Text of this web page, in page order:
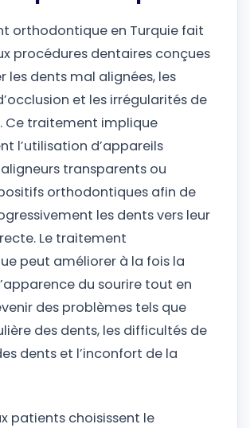
orthodontique en Turquie fait
procédures dentaires conçues
les dents mal alignées, les
et les irrégularités de
Ce traitement implique
l’utilisation d’appareils
transparents ou
orthodontiques afin de
les dents vers leur
Le traitement
peut améliorer à la fois la
du sourire tout en
des problèmes tels que
des dents, les difficultés de
dents et l’inconfort de la
patients choisissent le